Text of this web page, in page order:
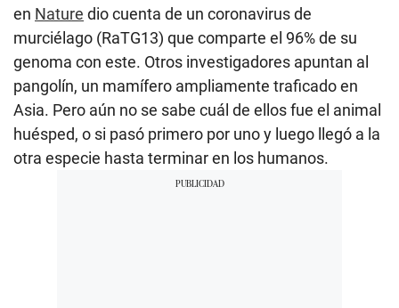
en Nature dio cuenta de un coronavirus de
murciélago (RaTG13) que comparte el 96% de su
genoma con este. Otros investigadores apuntan al
pangolín, un mamífero ampliamente traficado en
Asia. Pero aún no se sabe cuál de ellos fue el animal
huésped, o si pasó primero por uno y luego llegó a la
otra especie hasta terminar en los humanos.